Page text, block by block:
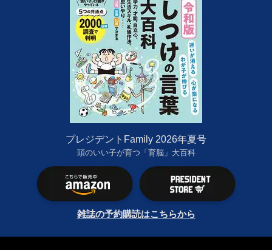
プレジデントFamily 2026年夏号
頭のいい子が育つ「育脳」大百科
雑誌の予約購読はこちらから